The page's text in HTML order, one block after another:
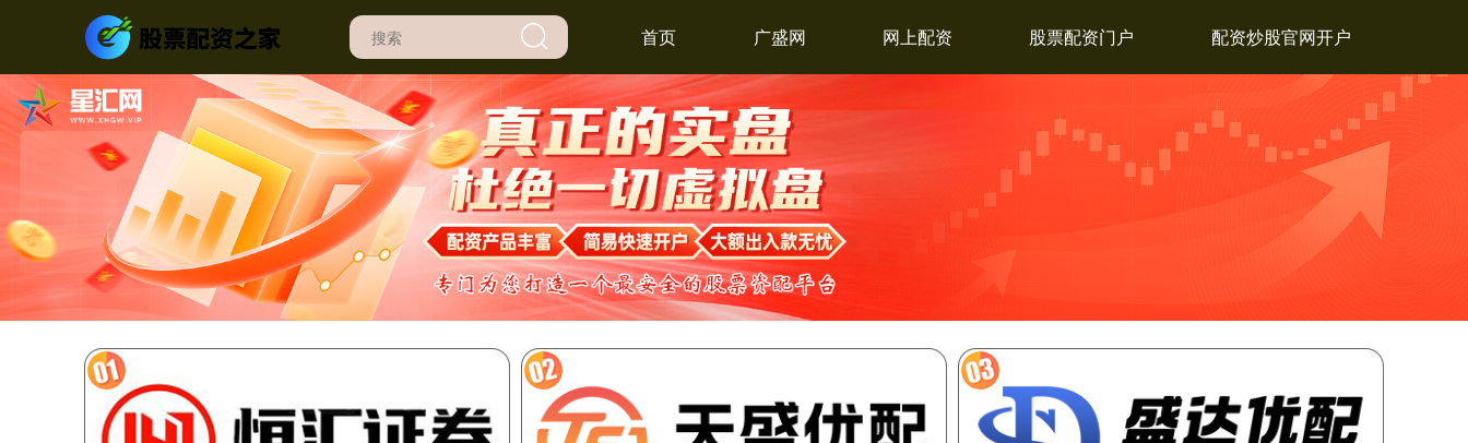
首页 广盛网 网上配资 股票配资门户 配资炒股官网开户